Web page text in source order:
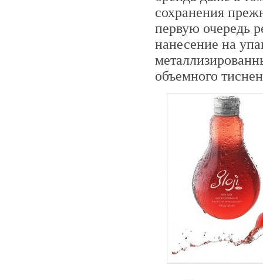
сохранения
первую очередь
нанесение на
объемного